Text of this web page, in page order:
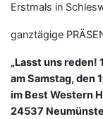
Erstmals in
ganztägige
„Lasst uns reden!
am Samstag, den
im Best Western
24537